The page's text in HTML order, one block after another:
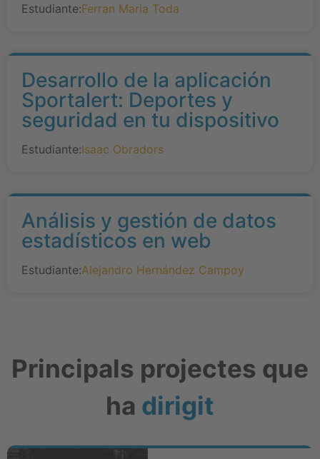
Estudiante:Ferran Maria Toda
Desarrollo de la aplicación
Sportalert: Deportes y
seguridad en tu dispositivo
Estudiante:Isaac Obradors
Análisis y gestión de datos
estadísticos en web
Estudiante:Alejandro Hernández Campoy
Principals projectes que
ha dirigit